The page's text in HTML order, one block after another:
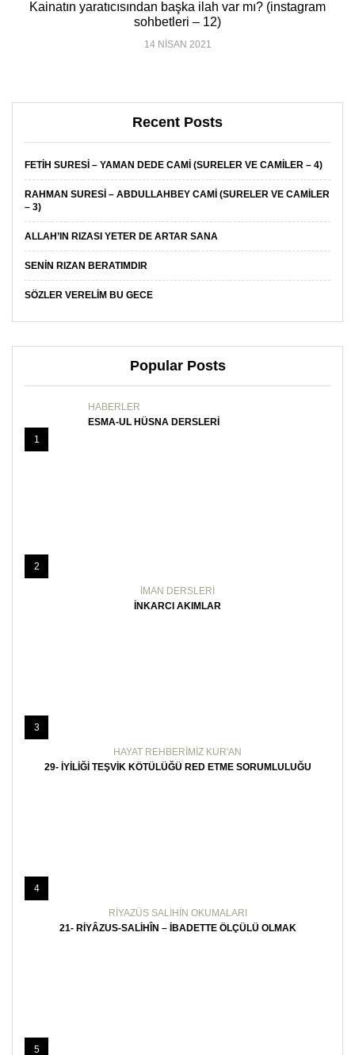
Kainatın yaratıcısından başka ilah var mı? (instagram
sohbetleri – 12)
14 NISAN 2021
Recent Posts
FETIH SURESI – YAMAN DEDE CAMI (SURELER VE CAMILER – 4)
RAHMAN SURESI – ABDULLAHBEY CAMI (SURELER VE CAMILER
– 3)
ALLAH’IN RIZASI YETER DE ARTAR SANA
SENIN RIZAN BERATIMDIR
SÖZLER VERELIM BU GECE
Popular Posts
1
HABERLER
ESMA-UL HÜSNA DERSLERI
2
İMAN DERSLERI
İNKARCI AKIMLAR
3
HAYAT REHBERIMIZ KUR'AN
29- İYILIĞI TEŞVIK KÖTÜLÜĞÜ RED ETME SORUMLULUĞU
4
RIYAZÜS SALIHIN OKUMALARI
21- RIYÂZUS-SALIHÎN – İBADETTE ÖLÇÜLÜ OLMAK
5